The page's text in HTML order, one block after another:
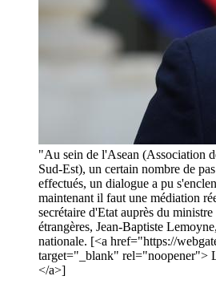
"Au sein de l'Asean (Association
Sud-Est), un certain nombre de
effectués, un dialogue a pu
maintenant il faut une médiation
secrétaire d'Etat auprès du
étrangères, Jean-Baptiste
nationale. [<a href="https://
target="_blank"
</a>]